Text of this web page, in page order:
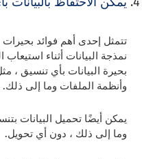
تتمثل إحدى أهم فوائد بحيرات
نمذجة البيانات أثناء
وأنظمة الملفات وما إلى ذلك.
وما إلى ذلك ، دون أي تحويل.